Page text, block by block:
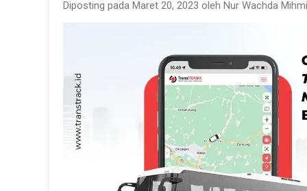
Diposting pada Maret 20, 2023 oleh Nur Wachda